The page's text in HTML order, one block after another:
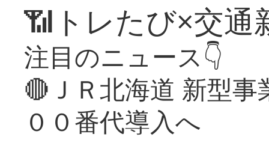
📶トレたび×交通
注目のニュース👇
🔴ＪＲ北海道 新型
００番代導入へ